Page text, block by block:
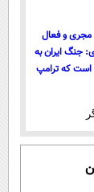
مجری و فعال
جنگ ایران به
که ترامپ